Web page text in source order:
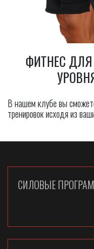
ФИТНЕС
В нашем клубе вы
тренировок исходя из
СИЛОВЫЕ